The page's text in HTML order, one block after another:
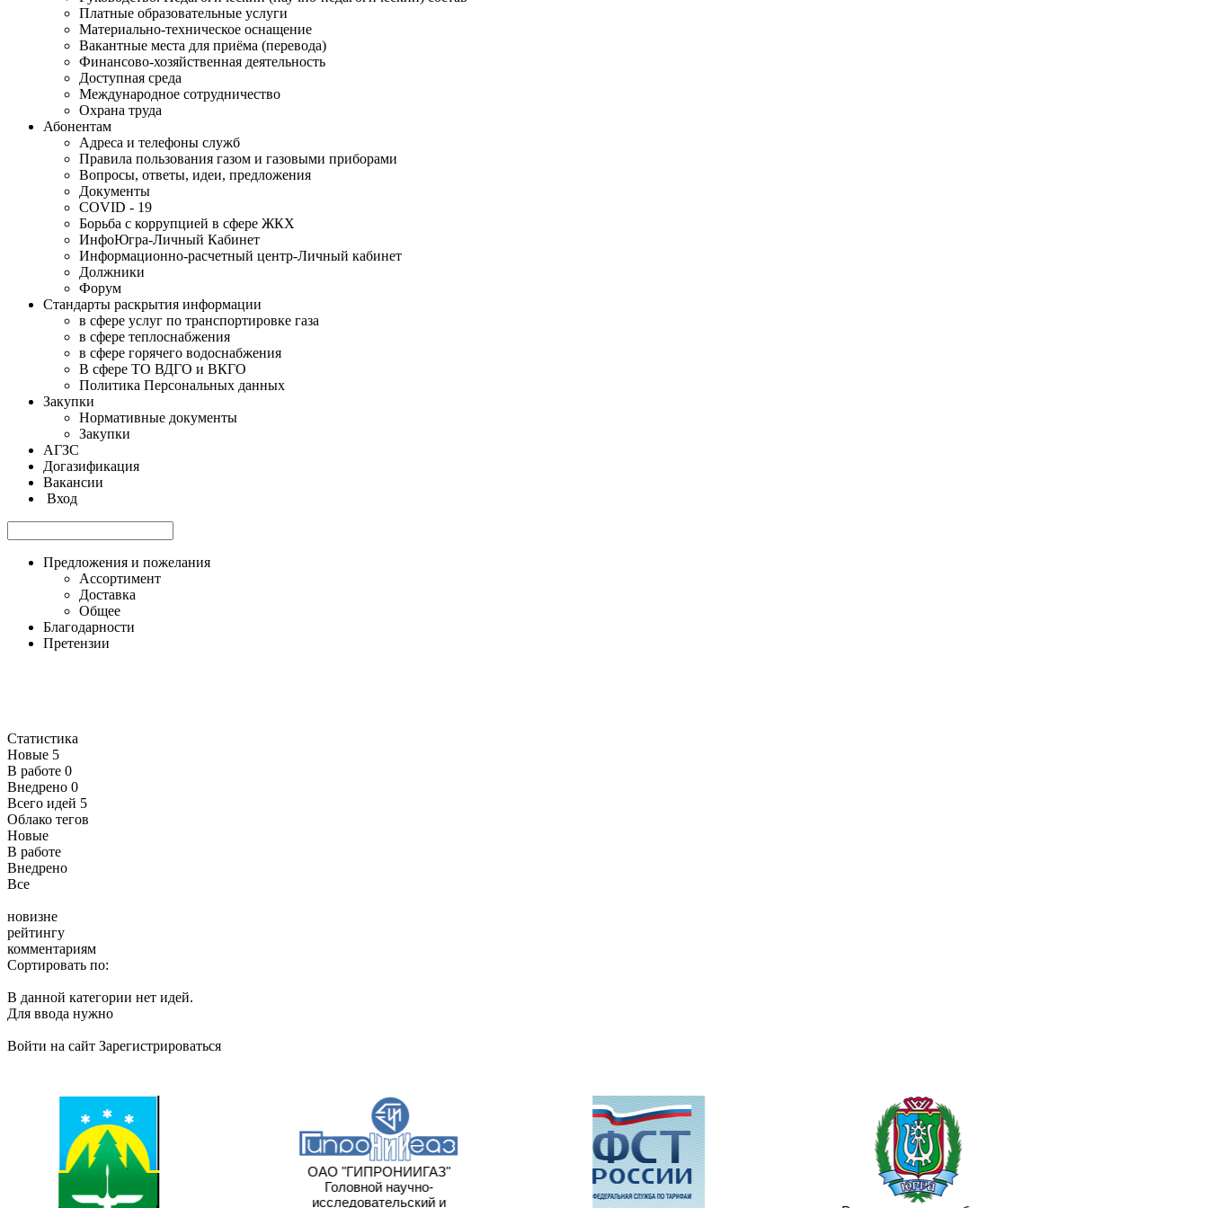
Платные образовательные услуги
Материально-техническое оснащение
Вакантные места для приёма (перевода)
Финансово-хозяйственная деятельность
Доступная среда
Международное сотрудничество
Охрана труда
Абонентам
Адреса и телефоны служб
Правила пользования газом и газовыми приборами
Вопросы, ответы, идеи, предложения
Документы
COVID - 19
Борьба с коррупцией в сфере ЖКХ
ИнфоЮгра-Личный Кабинет
Информационно-расчетный центр-Личный кабинет
Должники
Форум
Стандарты раскрытия информации
в сфере услуг по транспортировке газа
в сфере теплоснабжения
в сфере горячего водоснабжения
В сфере ТО ВДГО и ВКГО
Политика Персональных данных
Закупки
Нормативные документы
Закупки
АГЗС
Догазификация
Вакансии
Вход
Предложения и пожелания
Ассортимент
Доставка
Общее
Благодарности
Претензии
Статистика
Новые 5
В работе 0
Внедрено 0
Всего идей 5
Облако тегов
Новые
В работе
Внедрено
Все
новизне
рейтингу
комментариям
Сортировать по:
В данной категории нет идей.
Для ввода нужно
Войти на сайт Зарегистрироваться
ОАО "ГИПРОНИИГАЗ"
Головной научно-
исследовательский и